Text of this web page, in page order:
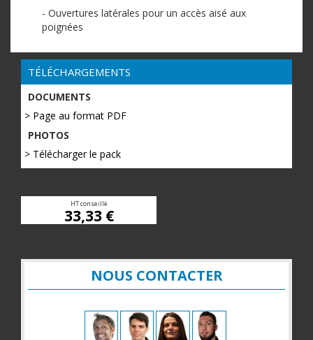
- Ouvertures latérales pour un accès aisé aux
poignées
TÉLÉCHARGEMENTS
DOCUMENTS
> Page au format PDF
PHOTOS
> Télécharger le pack
HT conseillé
33,33 €
NOUS CONTACTER